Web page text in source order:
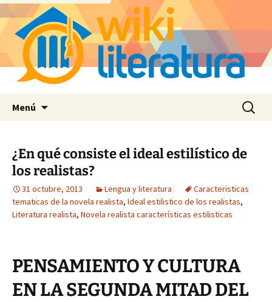
Menú Buscar:
¿En qué consiste el ideal estilístico de
los realistas?
31 octubre, 2013 Lengua y literatura
Caracteristicas
tematicas de la novela realista, Ideal estilistico de los realistas,
Literatura realista, Novela realista características estilisticas
PENSAMIENTO Y CULTURA
EN LA SEGUNDA MITAD DEL